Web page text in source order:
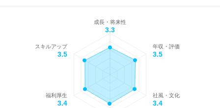
成長・将来性
3.3
年収・評価
3.5
社風・文化
3.4
福利厚生
3.4
スキルアップ
3.5